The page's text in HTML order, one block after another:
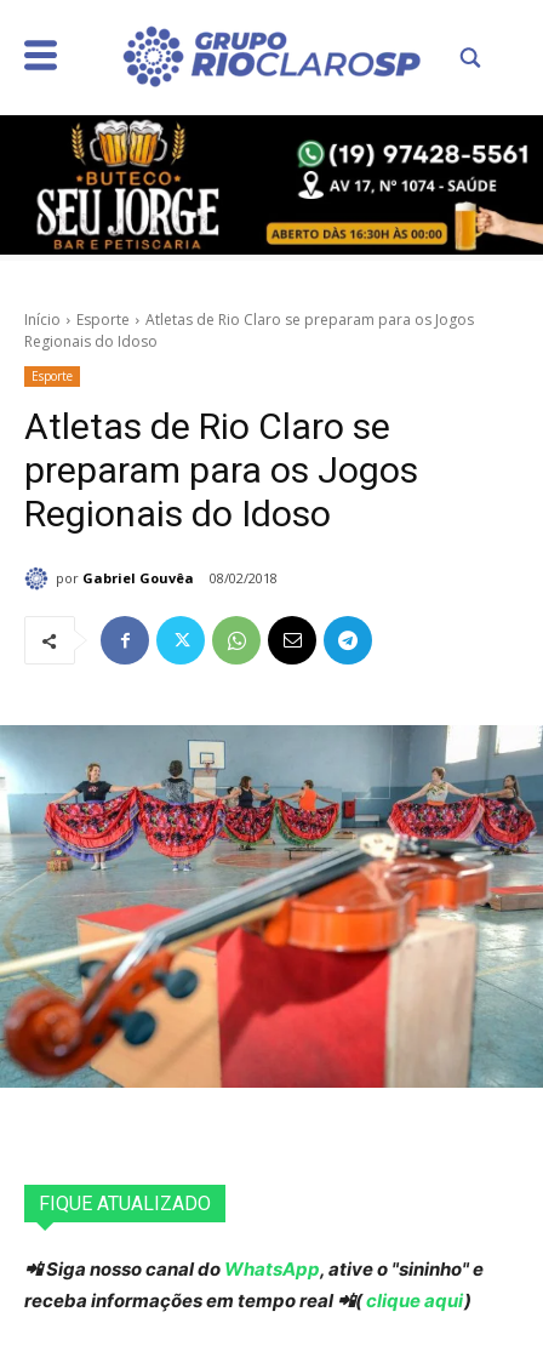
Início Esporte
Atletas de Rio Claro se preparam para os Jogos
Regionais do Idoso
Esporte
Atletas de Rio Claro se
preparam para os Jogos
Regionais do Idoso
por Gabriel Gouvêa 08/02/2018
FIQUE ATUALIZADO
📲 Siga nosso canal do WhatsApp, ative o "sininho" e
receba informações em tempo real 📲(clique aqui)